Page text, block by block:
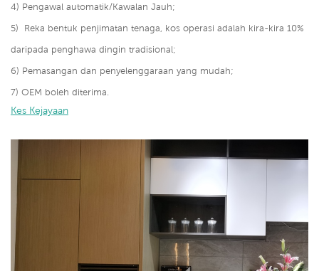
4) Pengawal automatik/Kawalan Jauh;
5) Reka bentuk penjimatan tenaga, kos operasi adalah kira-kira 10%
daripada penghawa dingin tradisional;
6) Pemasangan dan penyelenggaraan yang mudah;
7) OEM boleh diterima.
Kes Kejayaan